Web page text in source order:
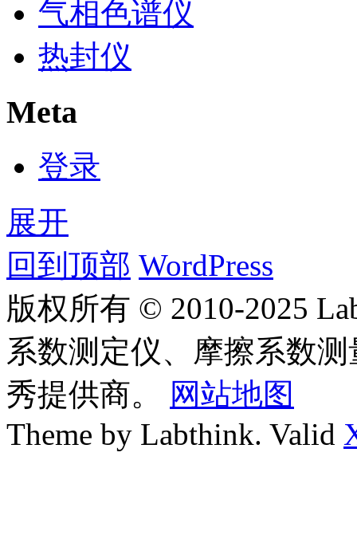
气相色谱仪
热封仪
Meta
登录
展开
回到顶部 WordPress
版权所有 © 2010-2025
系数测定仪、摩擦系数
秀提供商。
网站地图
Theme by Labthink. Valid